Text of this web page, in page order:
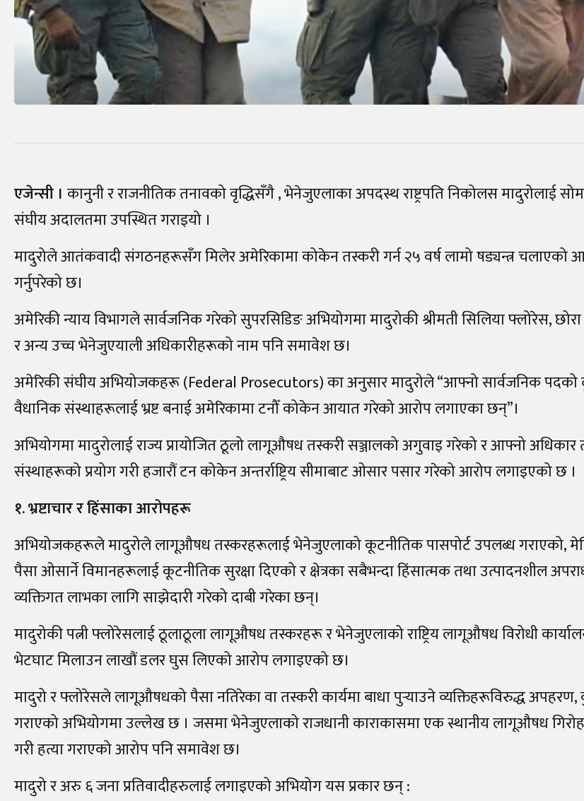
एजेन्सी । कानुनी र राजनीतिक तनावको वृद्धिसँगै , भेनेजुएलाका अपदस्थ राष्ट्रपति निकोलस मादुरोलाई
संघीय अदालतमा उपस्थित गराइयो ।
मादुरोले आतंकवादी संगठनहरूसँग मिलेर अमेरिकामा कोकेन तस्करी गर्न २५ वर्ष लामो षड्यन्त्र चलाएको
गर्नुपरेको छ।
अमेरिकी न्याय विभागले सार्वजनिक गरेको सुपरसिडिङ अभियोगमा मादुरोकी श्रीमती सिलिया फ्लोरेस, छोरा
र अन्य उच्च भेनेजुएयाली अधिकारीहरूको नाम पनि समावेश छ।
अमेरिकी संघीय अभियोजकहरू (Federal Prosecutors)का अनुसार मादुरोले “आफ्नो सार्वजनिक
वैधानिक संस्थाहरूलाई भ्रष्ट बनाई अमेरिकामा टनौँ कोकेन आयात गरेको आरोप लगाएका छन्”।
अभियोगमा मादुरोलाई राज्य प्रायोजित ठूलो लागूऔषध तस्करी सञ्जालको अगुवाइ गरेको र आफ्नो
संस्थाहरूको प्रयोग गरी हजारौं टन कोकेन अन्तर्राष्ट्रिय सीमाबाट ओसार पसार गरेको आरोप लगाइएको छ ।
१. भ्रष्टाचार र हिंसाका आरोपहरू
अभियोजकहरूले मादुरोले लागूऔषध तस्करहरूलाई भेनेजुएलाको कूटनीतिक पासपोर्ट उपलब्ध गराएको,
पैसा ओसार्ने विमानहरूलाई कूटनीतिक सुरक्षा दिएको र क्षेत्रका सबैभन्दा हिंसात्मक तथा उत्पादनशील
व्यक्तिगत लाभका लागि साझेदारी गरेको दाबी गरेका छन्।
मादुरोकी पत्नी फ्लोरेसलाई ठूलाठूला लागूऔषध तस्करहरू र भेनेजुएलाको राष्ट्रिय लागूऔषध विरोधी
भेटघाट मिलाउन लाखौं डलर घुस लिएको आरोप लगाइएको छ।
मादुरो र फ्लोरेसले लागूऔषधको पैसा नतिरेका वा तस्करी कार्यमा बाधा पुर्‍याउने व्यक्तिहरूविरुद्ध अपहरण,
गराएको अभियोगमा उल्लेख छ । जसमा भेनेजुएलाको राजधानी काराकासमा एक स्थानीय लागूऔषध
गरी हत्या गराएको आरोप पनि समावेश छ।
मादुरो र अरु ६ जना प्रतिवादीहरुलाई लगाइएको अभियोग यस प्रकार छन् :